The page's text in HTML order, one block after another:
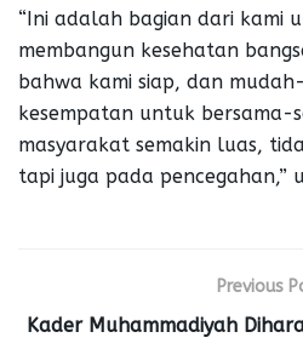
“Ini adalah bagian dari kami
membangun kesehatan
bahwa kami siap, dan
kesempatan untuk bersama-
masyarakat semakin luas,
tapi juga pada pencegahan,”
Previous
Kader Muhammadiyah